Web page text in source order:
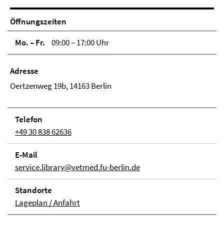
Öffnungszeiten
Mo. – Fr.
09:00 – 17:00 Uhr
Adresse
Oertzenweg 19b, 14163 Berlin
Telefon
+49 30 838 62636
E-Mail
service.library@vetmed.fu-berlin.de
Stand­orte
Lageplan / Anfahrt